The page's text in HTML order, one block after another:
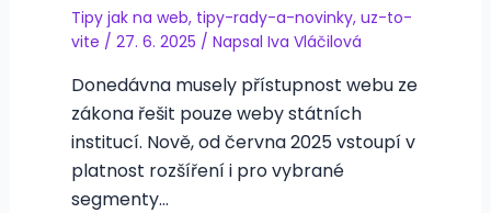
Tipy jak na web, tipy-rady-a-novinky, uz-to-
vite / 27. 6. 2025 / Napsal Iva Vláčilová
Donedávna musely přístupnost webu ze
zákona řešit pouze weby státních
institucí. Nově, od června 2025 vstoupí v
platnost rozšíření i pro vybrané
segmenty…